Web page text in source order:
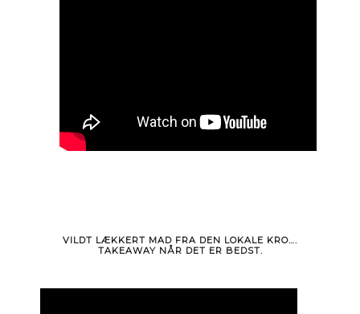
VILDT LÆKKERT MAD FRA DEN LOKALE KRO….
TAKEAWAY NÅR DET ER BEDST.